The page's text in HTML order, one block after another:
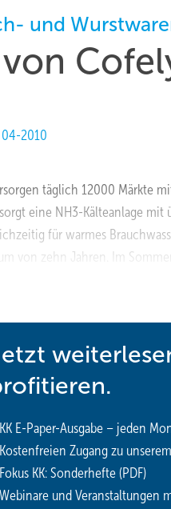
und
04-2010
täglich 12000 Märkte
eine NH3-Kälteanlage
für warmes
von zehn Jahren. Im
E-Paper-Ausgabe – jeden
Zugang zu
KK: Sonderhefte (PDF)
und Veranstaltungen